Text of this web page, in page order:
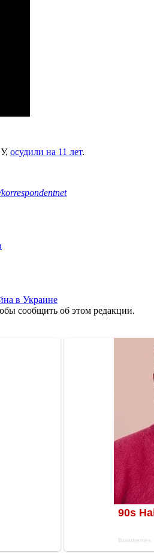
осудили на 11 лет.
в Украине
сообщить об этом редакции.